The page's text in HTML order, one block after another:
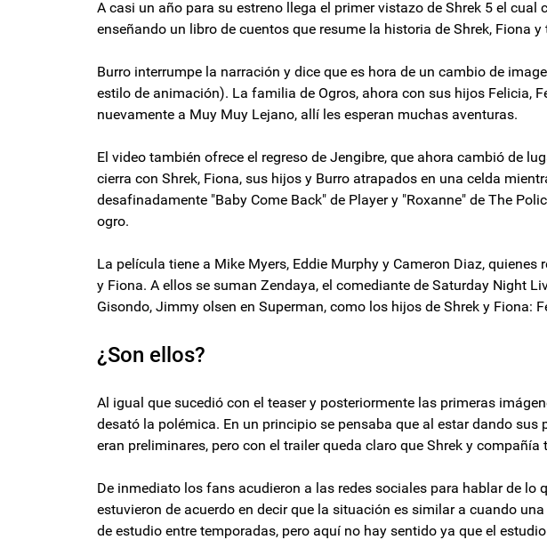
A casi un año para su estreno llega el primer vistazo de Shrek 5 el cual
enseñando un libro de cuentos que resume la historia de Shrek, Fiona y
Burro interrumpe la narración y dice que es hora de un cambio de
estilo de animación). La familia de Ogros, ahora con sus hijos Felicia,
nuevamente a Muy Muy Lejano, allí les esperan muchas aventuras.
El video también ofrece el regreso de Jengibre, que ahora cambió de
cierra con Shrek, Fiona, sus hijos y Burro atrapados en una celda
desafinadamente "Baby Come Back" de Player y "Roxanne" de The
ogro.
La película tiene a Mike Myers, Eddie Murphy y Cameron Diaz, quienes
y Fiona. A ellos se suman Zendaya, el comediante de Saturday Night
Gisondo, Jimmy olsen en Superman, como los hijos de Shrek y Fiona:
¿Son ellos?
Al igual que sucedió con el teaser y posteriormente las primeras
desató la polémica. En un principio se pensaba que al estar dando sus
eran preliminares, pero con el trailer queda claro que Shrek y compañía
De inmediato los fans acudieron a las redes sociales para hablar de lo
estuvieron de acuerdo en decir que la situación es similar a cuando
de estudio entre temporadas, pero aquí no hay sentido ya que el